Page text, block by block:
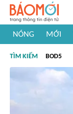
NÓNG MỚI
#Khám phá Việt Nam
TÌM KIẾM BOD5